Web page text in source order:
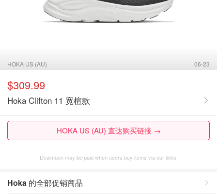
HOKA US (AU) 06-23
$309.99
Hoka Clifton 11 宽楦款
HOKA US (AU) 直达购买链接 →
Dealmoon may be paid when users buy items via our links.
Hoka 的全部促销商品